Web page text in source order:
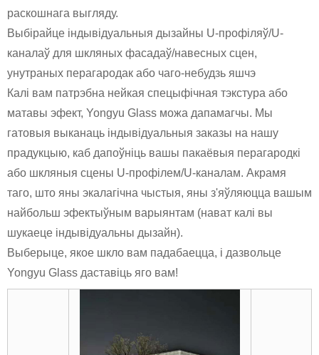
раскошнага выгляду.
Выбірайце індывідуальныя дызайны U-профіляў/U-
каналаў для шкляных фасадаў/навесных сцен,
унутраных перагародак або чаго-небудзь яшчэ
Калі вам патрэбна нейкая спецыфічная тэкстура або
матавы эфект, Yongyu Glass можа дапамагчы. Мы
гатовыя выканаць індывідуальныя заказы на нашу
прадукцыю, каб дапоўніць вашы пакаёвыя перагародкі
або шкляныя сцены U-профілем/U-каналам. Акрамя
таго, што яны экалагічна чыстыя, яны з'яўляюцца вашым
найбольш эфектыўным варыянтам (нават калі вы
шукаеце індывідуальны дызайн).
Выберыце, якое шкло вам падабаецца, і дазвольце
Yongyu Glass даставіць яго вам!